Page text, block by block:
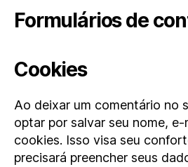
Formulários de
Cookies
Ao deixar um comentário no
optar por salvar seu nome,
cookies. Isso visa seu
precisará preencher seus